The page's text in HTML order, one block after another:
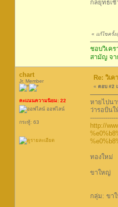
กลยุทธเ
« แก้ไขครั้ง
ชอบวิเค
สามัญ จา
chart
Jr. Member
คะแนนความนิยม: 22
ออฟไลน์
กระทู้: 63
Re: วิเ
« ตอบ #2
หายไปนา
ว่ารอปั่น
http://
ทองใหม่
ขาใหญ่
กลุ่ม: ขา